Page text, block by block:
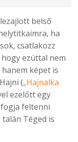
belső
ha
csatlakozz
ezúttal nem
képet is
(„Hajnalka
ezelőtt egy
feltenni
Téged is